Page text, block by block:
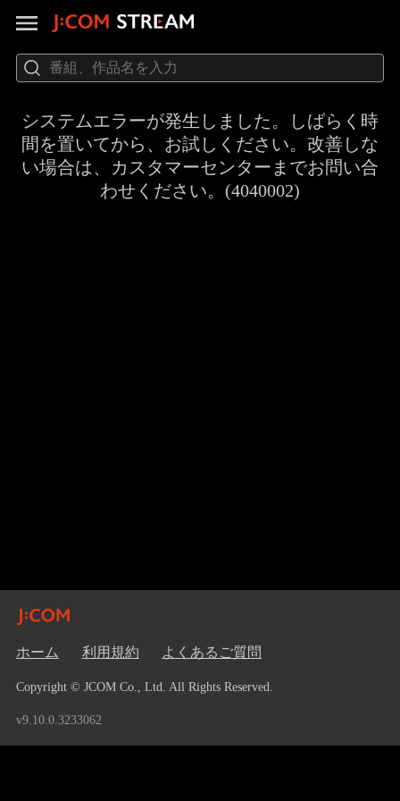
システムエラーが発生しました。しばらく時
間を置いてから、お試しください。改善しな
い場合は、カスタマーセンターまでお問い合
わせください。(4040002)
ホーム 利用規約 よくあるご質問
Copyright © JCOM Co., Ltd. All Rights Reserved.
v9.10.0.3233062